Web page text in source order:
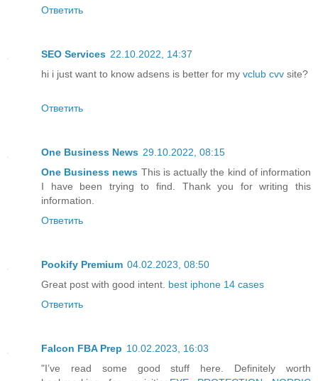
Ответить
SEO Services 22.10.2022, 14:37
hi i just want to know adsens is better for my vclub cvv site?
Ответить
One Business News 29.10.2022, 08:15
One Business news This is actually the kind of information
I have been trying to find. Thank you for writing this
information.
Ответить
Pookify Premium 04.02.2023, 08:50
Great post with good intent. best iphone 14 cases
Ответить
Falcon FBA Prep 10.02.2023, 16:03
"I’ve read some good stuff here. Definitely worth